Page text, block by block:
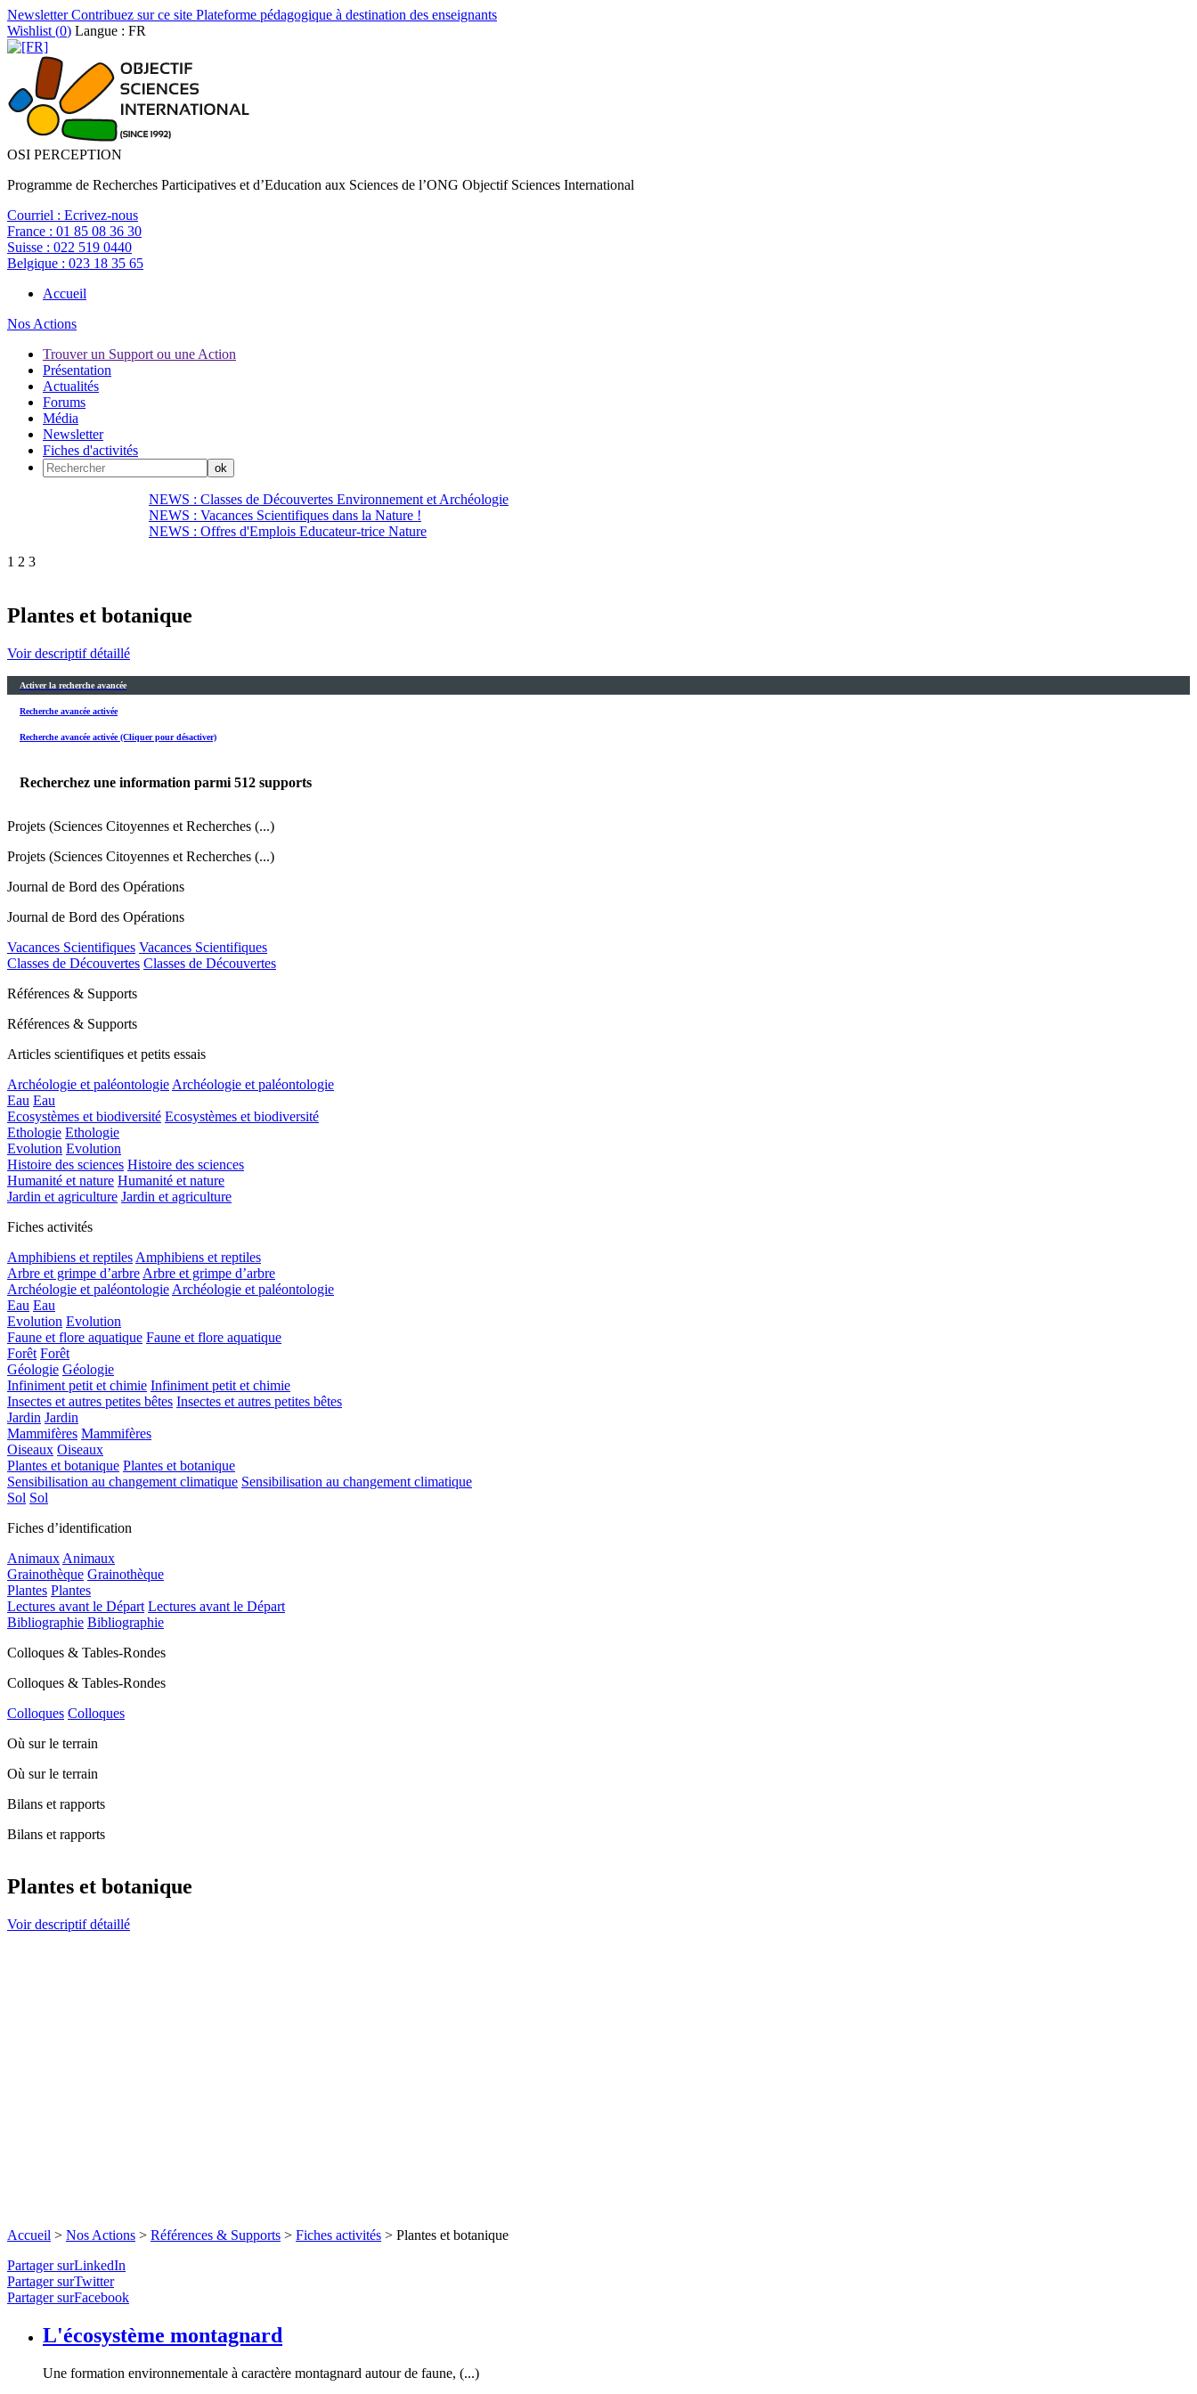
NewsletterContribuez sur ce site Plateforme pédagogique à destination des enseignants
Wishlist (0) Langue : FR
OSI PERCEPTION
Programme de Recherches Participatives et d’Education aux Sciences de l’ONG Objectif Sciences International
Courriel : Ecrivez-nous
France : 01 85 08 36 30
Suisse : 022 519 0440
Belgique : 023 18 35 65
Accueil
Nos Actions
Trouver un Support ou une Action
Présentation
Actualités
Forums
Média
Newsletter
Fiches d'activités
NEWS : Classes de Découvertes Environnement et Archéologie
NEWS : Vacances Scientifiques dans la Nature !
NEWS : Offres d'Emplois Educateur-trice Nature
1 2 3
Plantes et botanique
Voir descriptif détaillé
Activer la recherche avancée
Recherche avancée activée
Recherche avancée activée (Cliquer pour désactiver)
Recherchez une information parmi 512 supports
Projets (Sciences Citoyennes et Recherches (...)
Projets (Sciences Citoyennes et Recherches (...)
Journal de Bord des Opérations
Journal de Bord des Opérations
Vacances Scientifiques Vacances Scientifiques
Classes de Découvertes Classes de Découvertes
Références & Supports
Références & Supports
Articles scientifiques et petits essais
Archéologie et paléontologie Archéologie et paléontologie
Eau Eau
Ecosystèmes et biodiversité Ecosystèmes et biodiversité
Ethologie Ethologie
Evolution Evolution
Histoire des sciences Histoire des sciences
Humanité et nature Humanité et nature
Jardin et agriculture Jardin et agriculture
Fiches activités
Amphibiens et reptiles Amphibiens et reptiles
Arbre et grimpe d’arbre Arbre et grimpe d’arbre
Archéologie et paléontologie Archéologie et paléontologie
Eau Eau
Evolution Evolution
Faune et flore aquatique Faune et flore aquatique
Forêt Forêt
Géologie Géologie
Infiniment petit et chimie Infiniment petit et chimie
Insectes et autres petites bêtes Insectes et autres petites bêtes
Jardin Jardin
Mammifères Mammifères
Oiseaux Oiseaux
Plantes et botanique Plantes et botanique
Sensibilisation au changement climatique Sensibilisation au changement climatique
Sol Sol
Fiches d’identification
Animaux Animaux
Grainothèque Grainothèque
Plantes Plantes
Lectures avant le Départ Lectures avant le Départ
Bibliographie Bibliographie
Colloques & Tables-Rondes
Colloques & Tables-Rondes
Colloques Colloques
Où sur le terrain
Où sur le terrain
Bilans et rapports
Bilans et rapports
Plantes et botanique
Voir descriptif détaillé
Accueil > Nos Actions > Références & Supports > Fiches activités > Plantes et botanique
Partager surLinkedIn
Partager surTwitter
Partager surFacebook
L'écosystème montagnard
Une formation environnementale à caractère montagnard autour de faune, (...)